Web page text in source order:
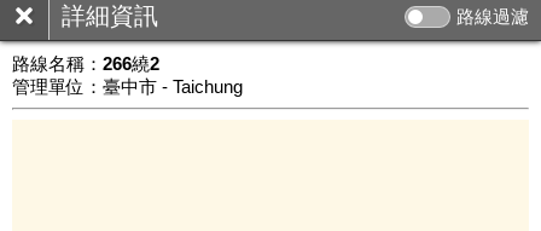
詳細資訊 路線過濾
路線名稱： 266繞2
管理單位：臺中市 - Taichung